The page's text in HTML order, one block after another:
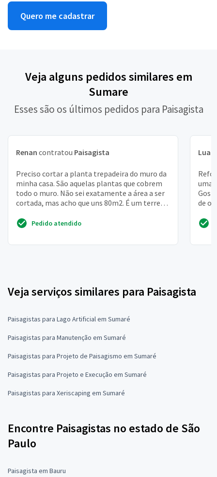
Quero me cadastrar
Veja alguns pedidos similares em
Sumare
Esses são os últimos pedidos para Paisagista
Renan contratou Paisagista
Preciso cortar a planta trepadeira do muro da
minha casa. São aquelas plantas que cobrem
todo o muro. Não sei exatamente a área a ser
cortada, mas acho que uns 80m2. É um terreno
Pedido atendido
Luan
uma
de
Veja serviços similares para Paisagista
Paisagistas para Lago Artificial em Sumaré
Paisagistas para Manutenção em Sumaré
Paisagistas para Projeto de Paisagismo em Sumaré
Paisagistas para Projeto e Execução em Sumaré
Paisagistas para Xeriscaping em Sumaré
Encontre Paisagistas no estado de São
Paulo
Paisagista em Bauru